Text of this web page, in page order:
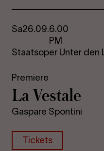
Sa26.09.6.00
PM
Staatsoper Unter den
Premiere
La Vestale
Gaspare Spontini
Tickets